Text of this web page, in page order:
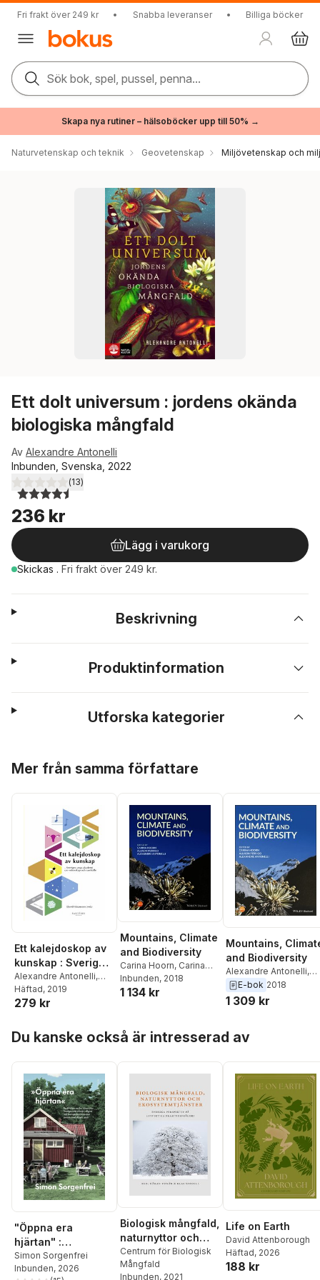
Fri frakt över 249 kr • Snabba leveranser • Billiga böcker
Sök bok, spel, pussel, penna...
Skapa nya rutiner – hälsoböcker upp till 50% →
Naturvetenskap och teknik Geovetenskap Miljövetenskap och
Ett dolt universum : jordens okända
biologiska mångfald
Av Alexandre Antonelli
Inbunden, Svenska, 2022
4,5utav 5 stjärnor. Totalt antal röster:
(13)
236 kr
Lägg i varukorg
Skickas . Fri frakt över 249 kr.
Beskrivning
Produktinformation
Utforska kategorier
Mer från samma författare
Ett kalejdoskop av
kunskap : Sveriges
unga akademi om
vetenskap och
samhälle
Alexandre Antonelli,
Steffi Burchardt
Dahlstedt
Jonsson, Robert
Langum
Larsson,Martin Leijnse
Mattias Lundberg,Aryo
Makko,Kristian Pietras
Jonas Olofsson,Anna
Rising,Gabriel Skantze
Sara Strandberg,Maria
Tenje,Katarina
Wadstein MacLeod,
Karl Wennberg,Marie
Wiberg
Häftad, 2019
279 kr
Mountains, Climate
and Biodiversity
Carina Hoorn, Carina
Hoorn,Allison Perrigo
Alexandre Antonelli
Inbunden, 2018
1 134 kr
Mountains,
and Biodiversity
Alexandre Antonelli,
Allison Perrigo
Hoorn
E-bok 2018
1 309 kr
Du kanske också är intresserad av
"Öppna era
hjärtan" :
berättelsen om hur
islam blev Sveriges
Simon Sorgenfrei
Inbunden, 2026
Biologisk mångfald,
naturnyttor och
ekosystemtjänster
Centrum för Biologisk
Mångfald
Inbunden, 2021
Life on Earth
David Attenborough
Häftad, 2026
188 kr